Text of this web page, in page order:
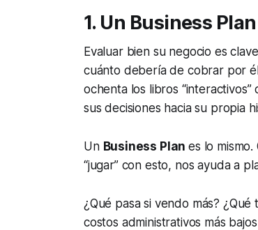
1. Un Business
Evaluar bien su negocio es
cuánto debería de cobrar por
ochenta los libros “interactivos”
sus decisiones hacia su propia
Un Business Planes lo
“jugar” con esto, nos ayuda a
¿Qué pasa si vendo más?
costos administrativos más